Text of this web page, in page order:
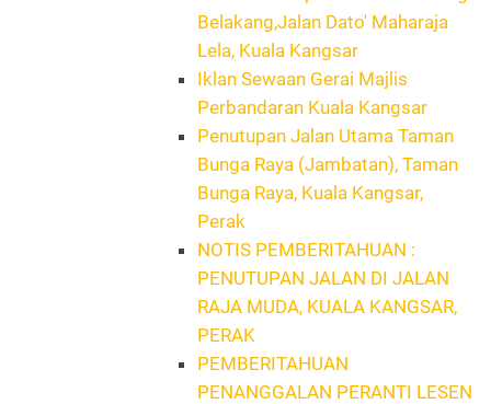
Belakang,Jalan Dato' Maharaja
Lela, Kuala Kangsar
Iklan Sewaan Gerai Majlis
Perbandaran Kuala Kangsar
Penutupan Jalan Utama Taman
Bunga Raya (Jambatan), Taman
Bunga Raya, Kuala Kangsar,
Perak
NOTIS PEMBERITAHUAN :
PENUTUPAN JALAN DI JALAN
RAJA MUDA, KUALA KANGSAR,
PERAK
PEMBERITAHUAN
PENANGGALAN PERANTI LESEN